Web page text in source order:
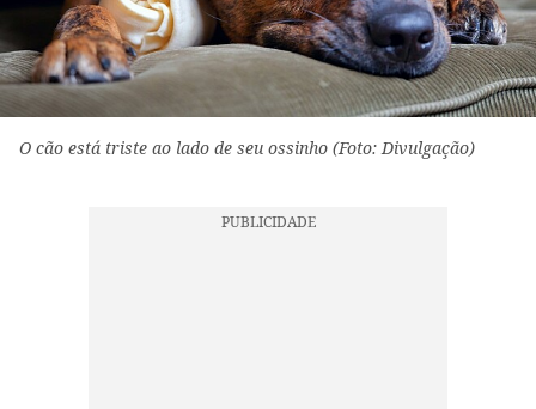
O cão está triste ao lado de seu ossinho (Foto: Divulgação)